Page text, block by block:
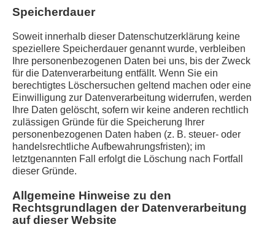
Speicherdauer
Soweit innerhalb dieser Datenschutzerklärung keine
speziellere Speicherdauer genannt wurde, verbleiben
Ihre personenbezogenen Daten bei uns, bis der Zweck
für die Datenverarbeitung entfällt. Wenn Sie ein
berechtigtes Löschersuchen geltend machen oder eine
Einwilligung zur Datenverarbeitung widerrufen, werden
Ihre Daten gelöscht, sofern wir keine anderen rechtlich
zulässigen Gründe für die Speicherung Ihrer
personenbezogenen Daten haben (z. B. steuer- oder
handelsrechtliche Aufbewahrungsfristen); im
letztgenannten Fall erfolgt die Löschung nach Fortfall
dieser Gründe.
Allgemeine Hinweise zu den
Rechtsgrundlagen der Datenverarbeitung
auf dieser Website